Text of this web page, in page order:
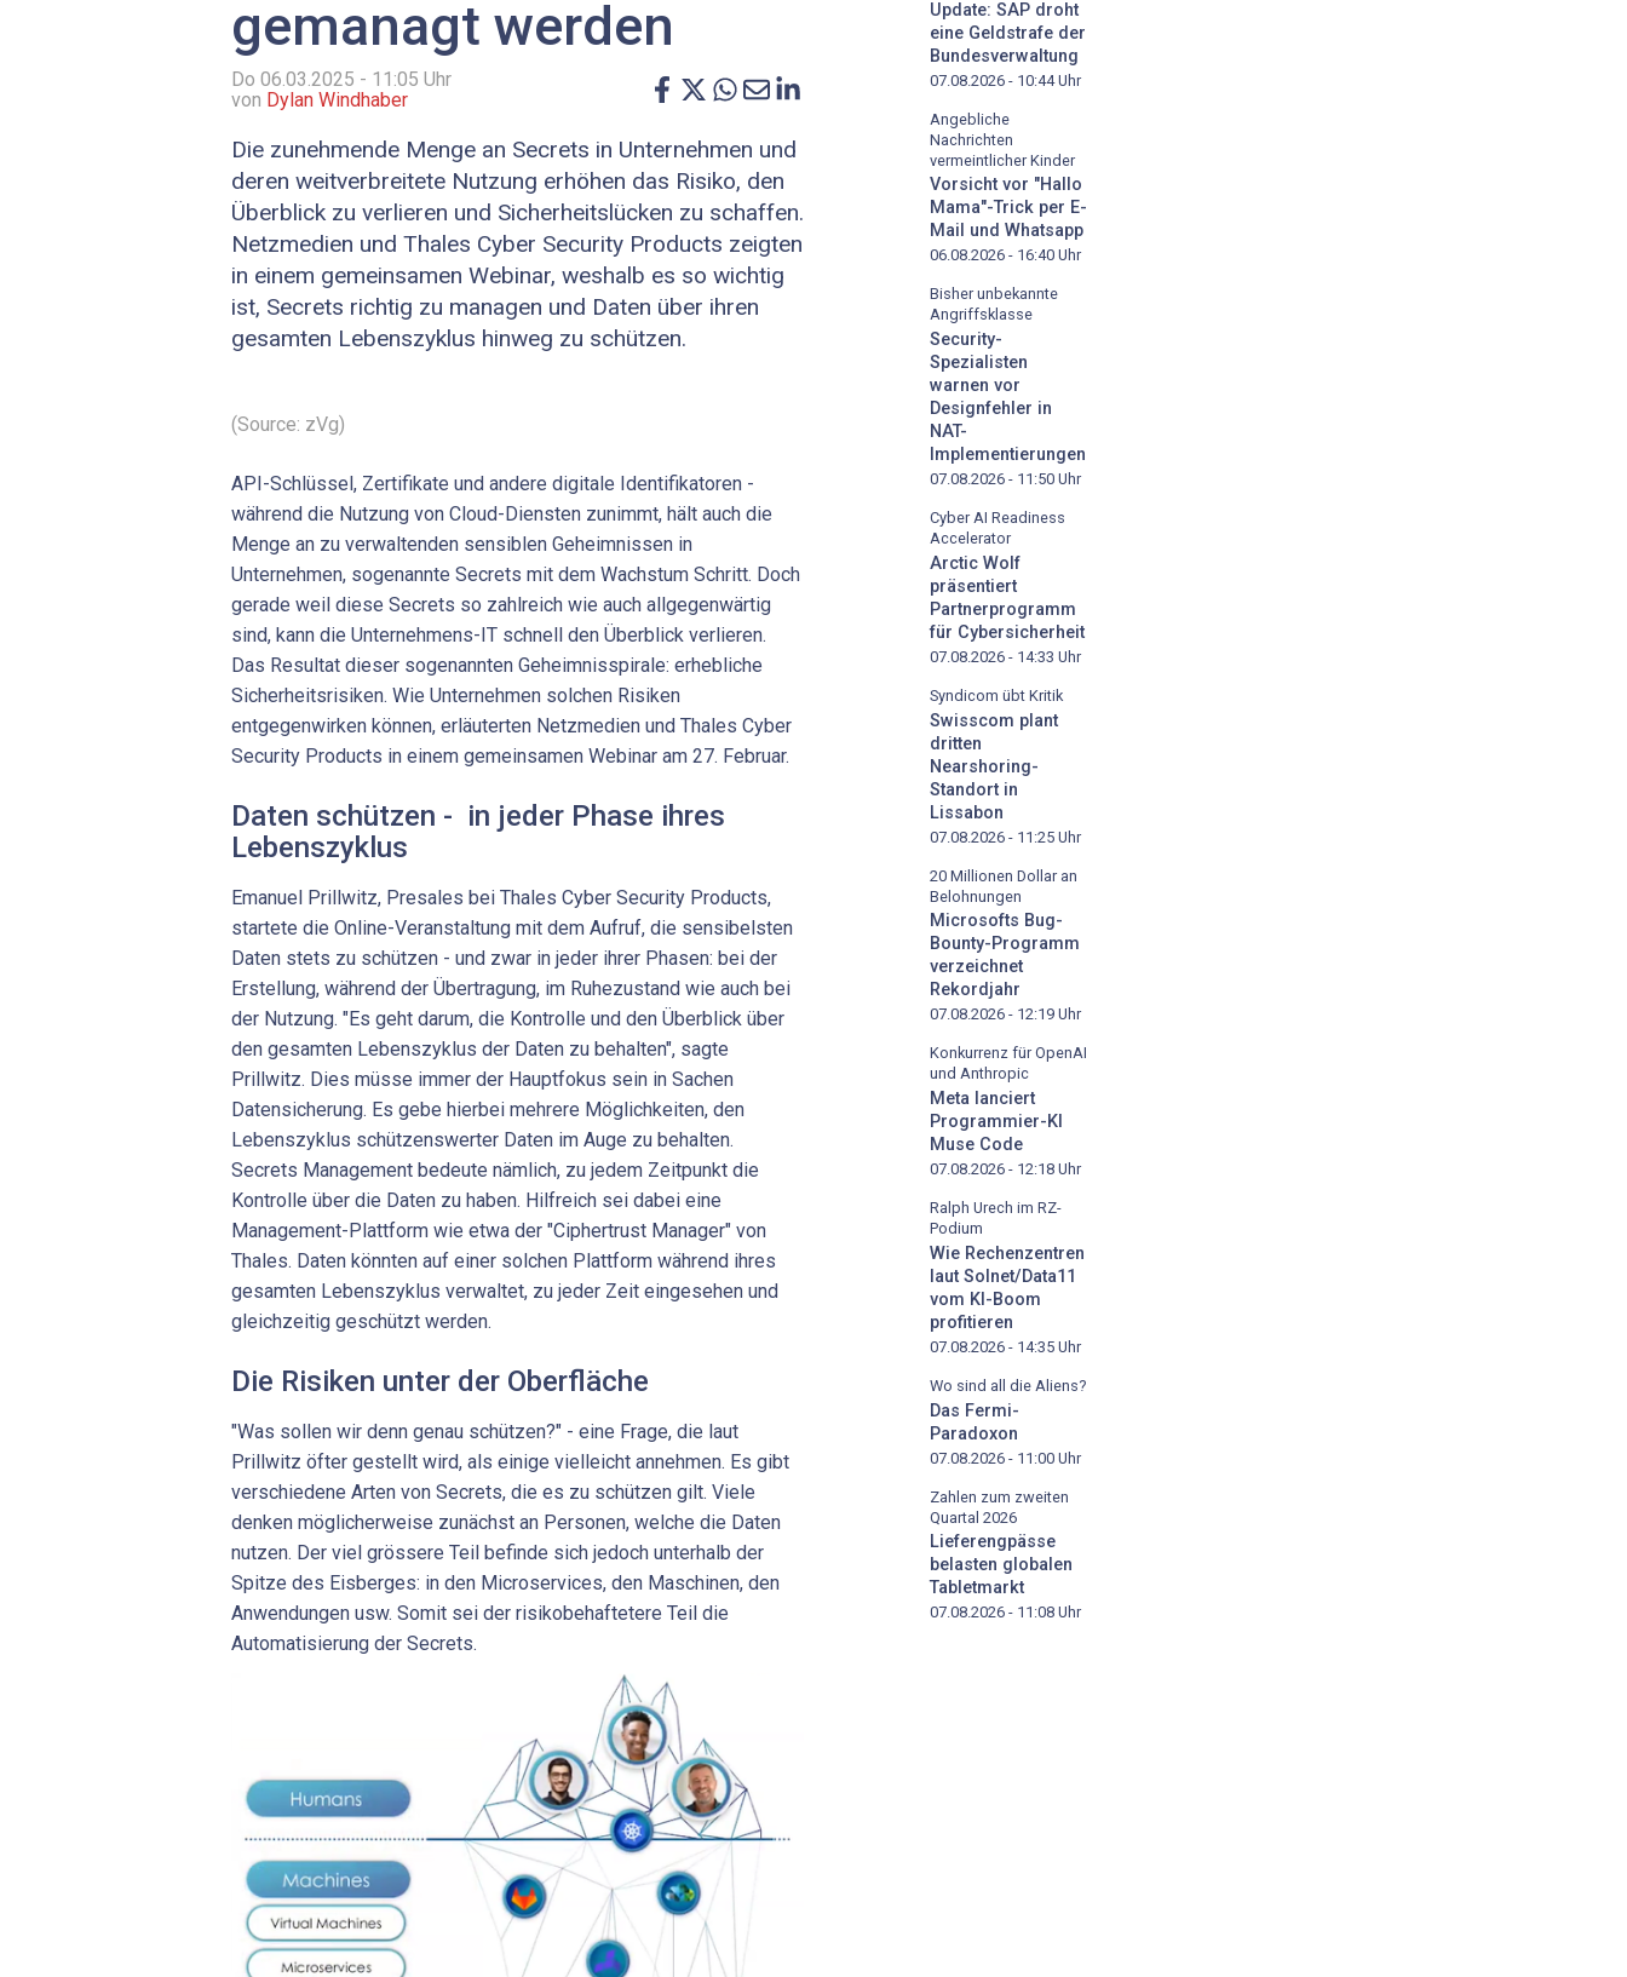
gemanagt werden
Do 06.03.2025 - 11:05 Uhr
von Dylan Windhaber
Die zunehmende Menge an Secrets in Unternehmen und
deren weitverbreitete Nutzung erhöhen das Risiko, den
Überblick zu verlieren und Sicherheitslücken zu schaffen.
Netzmedien und Thales Cyber Security Products zeigten
in einem gemeinsamen Webinar, weshalb es so wichtig
ist, Secrets richtig zu managen und Daten über ihren
gesamten Lebenszyklus hinweg zu schützen.
(Source: zVg)
API-Schlüssel, Zertifikate und andere digitale Identifikatoren -
während die Nutzung von Cloud-Diensten zunimmt, hält auch die
Menge an zu verwaltenden sensiblen Geheimnissen in
Unternehmen, sogenannte Secrets mit dem Wachstum Schritt. Doch
gerade weil diese Secrets so zahlreich wie auch allgegenwärtig
sind, kann die Unternehmens-IT schnell den Überblick verlieren.
Das Resultat dieser sogenannten Geheimnisspirale: erhebliche
Sicherheitsrisiken. Wie Unternehmen solchen Risiken
entgegenwirken können, erläuterten Netzmedien und Thales Cyber
Security Products in einem gemeinsamen Webinar am 27. Februar.
Daten schützen - in jeder Phase ihres
Lebenszyklus
Emanuel Prillwitz, Presales bei Thales Cyber Security Products,
startete die Online-Veranstaltung mit dem Aufruf, die sensibelsten
Daten stets zu schützen - und zwar in jeder ihrer Phasen: bei der
Erstellung, während der Übertragung, im Ruhezustand wie auch bei
der Nutzung. "Es geht darum, die Kontrolle und den Überblick über
den gesamten Lebenszyklus der Daten zu behalten", sagte
Prillwitz. Dies müsse immer der Hauptfokus sein in Sachen
Datensicherung. Es gebe hierbei mehrere Möglichkeiten, den
Lebenszyklus schützenswerter Daten im Auge zu behalten.
Secrets Management bedeute nämlich, zu jedem Zeitpunkt die
Kontrolle über die Daten zu haben. Hilfreich sei dabei eine
Management-Plattform wie etwa der "Ciphertrust Manager" von
Thales. Daten könnten auf einer solchen Plattform während ihres
gesamten Lebenszyklus verwaltet, zu jeder Zeit eingesehen und
gleichzeitig geschützt werden.
Die Risiken unter der Oberfläche
"Was sollen wir denn genau schützen?" - eine Frage, die laut
Prillwitz öfter gestellt wird, als einige vielleicht annehmen. Es gibt
verschiedene Arten von Secrets, die es zu schützen gilt. Viele
denken möglicherweise zunächst an Personen, welche die Daten
nutzen. Der viel grössere Teil befinde sich jedoch unterhalb der
Spitze des Eisberges: in den Microservices, den Maschinen, den
Anwendungen usw. Somit sei der risikobehaftetere Teil die
Automatisierung der Secrets.
Update: SAP droht
eine Geldstrafe der
Bundesverwaltung
07.08.2026 - 10:44Uhr
Angebliche
Nachrichten
vermeintlicher Kinder
Vorsicht vor "Hallo
Mama"-Trick per E-
Mail und Whatsapp
06.08.2026 - 16:40 Uhr
Bisher unbekannte
Angriffsklasse
Security-
Spezialisten
warnen vor
Designfehler in
NAT-
Implementierungen
07.08.2026 - 11:50 Uhr
Cyber AI Readiness
Accelerator
Arctic Wolf
präsentiert
Partnerprogramm
für Cybersicherheit
07.08.2026 - 14:33 Uhr
Syndicom übt Kritik
Swisscom plant
dritten
Nearshoring-
Standort in
Lissabon
07.08.2026 - 11:25 Uhr
20 Millionen Dollar an
Belohnungen
Microsofts Bug-
Bounty-Programm
verzeichnet
Rekordjahr
07.08.2026 - 12:19 Uhr
Konkurrenz für OpenAI
und Anthropic
Meta lanciert
Programmier-KI
Muse Code
07.08.2026 - 12:18 Uhr
Ralph Urech im RZ-
Podium
Wie Rechenzentren
laut Solnet/Data11
vom KI-Boom
profitieren
07.08.2026 - 14:35 Uhr
Wo sind all die Aliens?
Das Fermi-
Paradoxon
07.08.2026 - 11:00 Uhr
Zahlen zum zweiten
Quartal 2026
Lieferengpässe
belasten globalen
Tabletmarkt
07.08.2026 - 11:08 Uhr